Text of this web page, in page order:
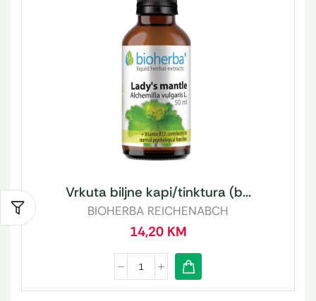
Vrkuta biljne kapi/tinktura (b...
BIOHERBA REICHENABCH
14,20 KM